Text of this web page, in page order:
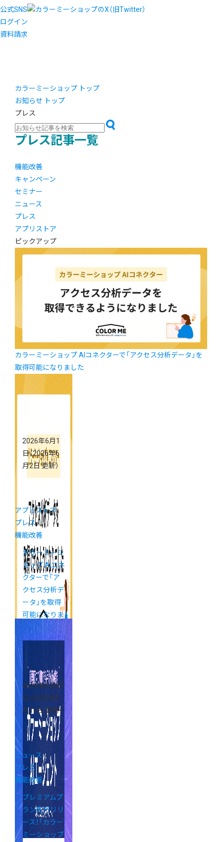
公式SNS
ログイン
資料請求
カラーミーショップ トップ
お知らせ トップ
プレス
プレス記事一覧
機能改善
キャンペーン
セミナー
ニュース
プレス
アプリストア
ピックアップ
カラーミーショップ AIコネクターで「アクセス分析データ」を
取得可能になりました
2026年6月1
日（2026年6
月2日 更新）
アプリストア
プレス
機能改善
カラーミーシ
ョップ AIコネ
クターで「ア
クセス分析デ
ータ」を取得
可能になりま
した
2026年4月27
日 （2026年6
月19日 更新）
ニュース
プレス
機能改善
プレミアムプ
ラン先行リリ
ース！「カラー
ミーショップ